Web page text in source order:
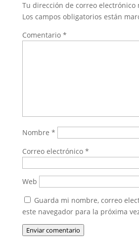
Tu dirección de correo electrónico
Los campos obligatorios están
Comentario *
Nombre *
Correo electrónico *
Web
Guarda mi nombre, correo
este navegador para la próxima
Enviar comentario